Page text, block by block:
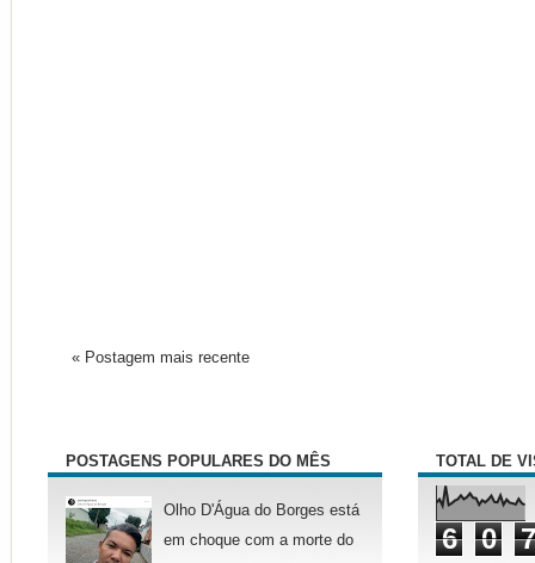
« Postagem mais recente
POSTAGENS POPULARES DO MÊS
Olho D'Água do Borges está
em choque com a morte do
TOTAL DE
6 0 7